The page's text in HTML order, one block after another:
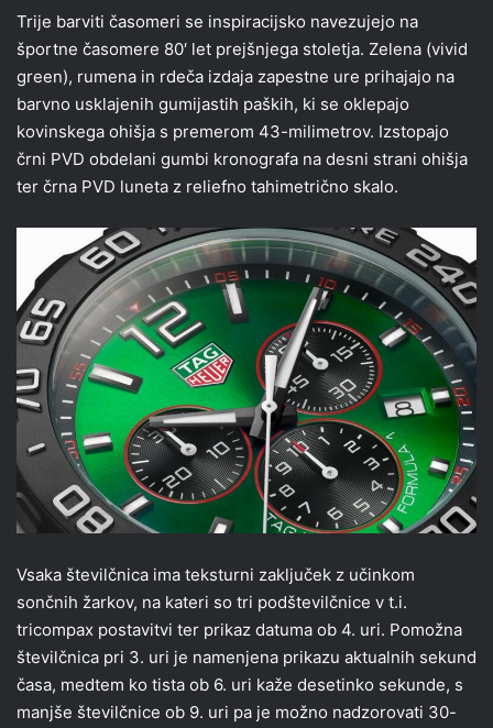
Trije barviti časomeri se inspiracijsko navezujejo na
športne časomere 80′ let prejšnjega stoletja. Zelena (vivid
green), rumena in rdeča izdaja zapestne ure prihajajo na
barvno usklajenih gumijastih paških, ki se oklepajo
kovinskega ohišja s premerom 43-milimetrov. Izstopajo
črni PVD obdelani gumbi kronografa na desni strani ohišja
ter črna PVD luneta z reliefno tahimetrično skalo.
Vsaka številčnica ima teksturni zaključek z učinkom
sončnih žarkov, na kateri so tri podštevilčnice v t.i.
tricompax postavitvi ter prikaz datuma ob 4. uri. Pomožna
številčnica pri 3. uri je namenjena prikazu aktualnih sekund
časa, medtem ko tista ob 6. uri kaže desetinko sekunde, s
manjše številčnice ob 9. uri pa je možno nadzorovati 30-